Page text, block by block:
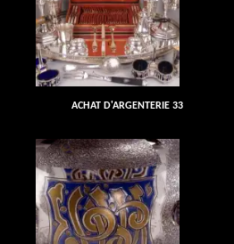
ACHAT D'ARGENTERIE 33